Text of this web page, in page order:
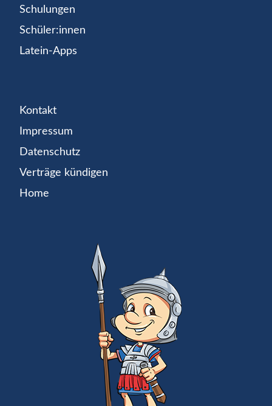
Schulungen
Schüler:innen
Latein-Apps
Kontakt
Impressum
Datenschutz
Verträge kündigen
Home